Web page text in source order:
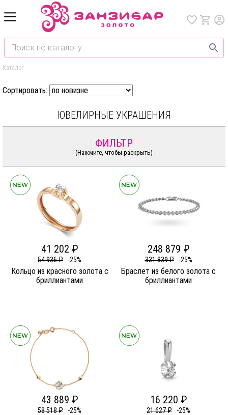
Каталог
Сортировать:
ЮВЕЛИРНЫЕ УКРАШЕНИЯ
ФИЛЬТР
(Нажмите, чтобы раскрыть)
41 202 ₽
54 936 ₽ -25%
Кольцо из красного золота c
бриллиантами
248 879 ₽
331 839 ₽ -25%
Браслет из белого золота c
бриллиантами
43 889 ₽
58 518 ₽ -25%
16 220 ₽
21 627 ₽ -25%